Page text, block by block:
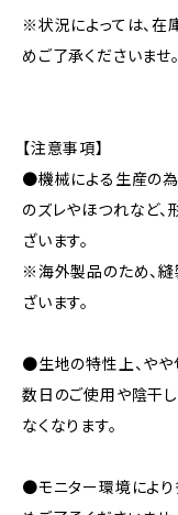
※状況によっては、在
めご了承くださいませ。
【注意事項】
●機械による生産の為
のズレやほつれなど
ざいます。
※海外製品のため、
ざいます。
●生地の特性上、やや
数日のご使用や陰干
なくなります。
●モニター環境により